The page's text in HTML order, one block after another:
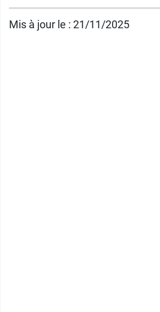
Conditionnement :
Mis à jour le : 21/11/2025